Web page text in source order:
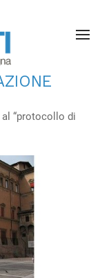
al “protocollo di